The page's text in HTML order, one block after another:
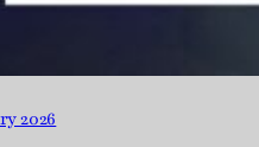
2026